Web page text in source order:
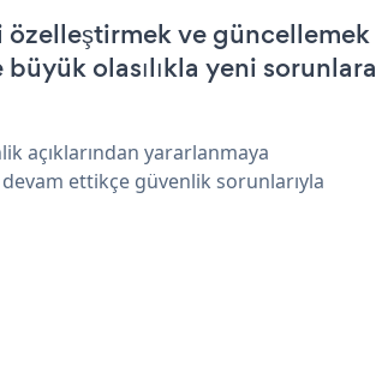
özelleştirmek ve güncellemek
olasılıkla yeni sorunlara
açıklarından yararlanmaya
ettikçe güvenlik sorunlarıyla